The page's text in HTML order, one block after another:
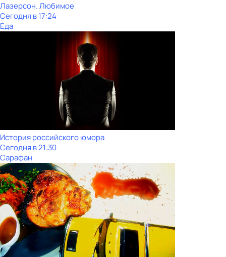
Лазерсон. Любимое
Сегодня в 17:24
Еда
История российского юмора
Сегодня в 21:30
Сарафан